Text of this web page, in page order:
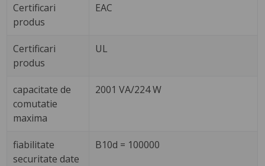
Certificari
produs
EAC
Certificari
produs
UL
capacitate de
comutatie
maxima
2001 VA/224 W
fiabilitate
securitate date
B10d = 100000